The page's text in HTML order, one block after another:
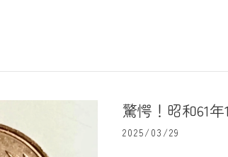
驚愕！昭和61
2025/03/29